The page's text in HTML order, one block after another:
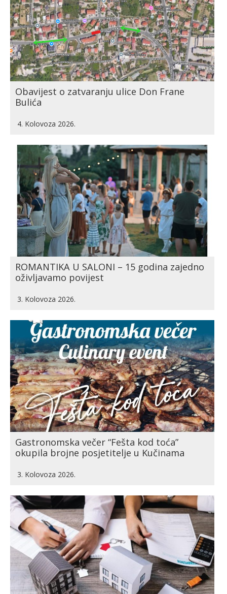
Obavijest o zatvaranju ulice Don Frane
Bulića
4. Kolovoza 2026.
ROMANTIKA U SALONI – 15 godina zajedno
oživljavamo povijest
3. Kolovoza 2026.
Gastronomska večer “Fešta kod toća”
okupila brojne posjetitelje u Kučinama
3. Kolovoza 2026.